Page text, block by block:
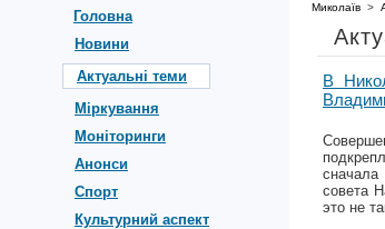
Головна
Новини
Актуальні теми
Міркування
Моніторинги
Анонси
Спорт
Культурний аспект
Миколаїв >
В
сначала
совета
это не